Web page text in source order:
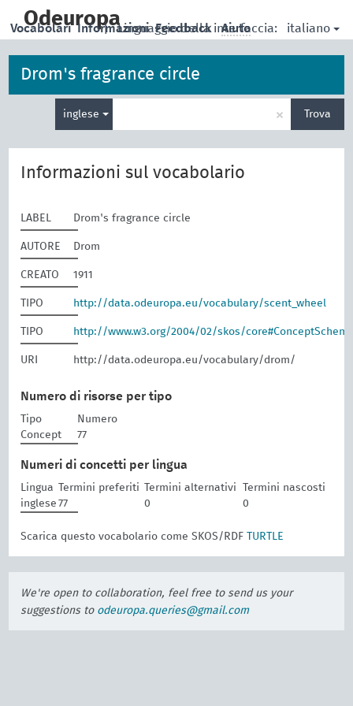
main
Odeuropa
| Linguaggio della interfaccia: italiano
Vocabolari Informazioni Feedback Aiuto
Drom's fragrance circle
inglese
per
la
× Trova
Informazioni sul vocabolario
LABEL Drom's fragrance circle
AUTORE Drom
CREATO 1911
TIPO http://data.odeuropa.eu/vocabulary/scent_wheel
TIPO http://www.w3.org/2004/02/skos/
URI http://data.odeuropa.eu/vocabulary/drom/
Numero di risorse per tipo
Tipo
Numero
Concept
77
Numeri di concetti per lingua
Lingua Termini preferiti Termini alternativi
Termini nascosti
inglese 77 0 0
Scarica questo vocabolario come SKOS/RDF TURTLE
We're open to collaboration, feel free to send us your
suggestions to odeuropa.queries@gmail.com